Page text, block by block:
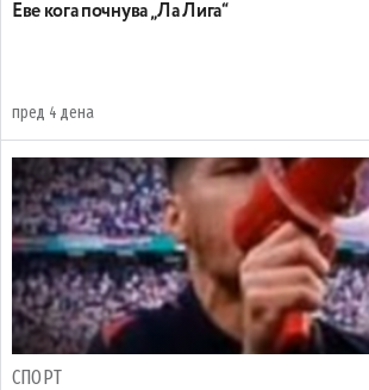
Еве кога почнува „Ла Лига“
пред 4 дена
СПОРТ